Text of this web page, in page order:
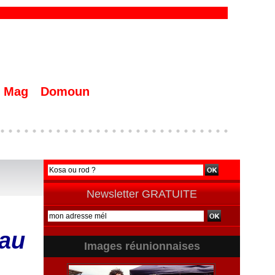
Mag Domoun
Newsletter GRATUITE
Images réunionnaises